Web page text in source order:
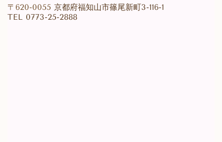
〒620-0055 京都府福知山市篠尾新町3-116-1
TEL 0773-25-2888